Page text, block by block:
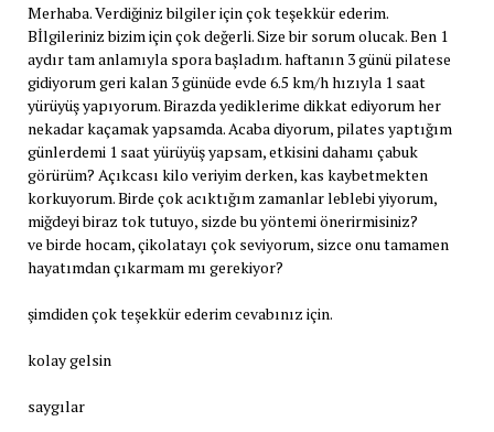
Merhaba. Verdiğiniz bilgiler için çok teşekkür ederim.
Bİlgileriniz bizim için çok değerli. Size bir sorum olucak. Ben 1
aydır tam anlamıyla spora başladım. haftanın 3 günü pilatese
gidiyorum geri kalan 3 günüde evde 6.5 km/h hızıyla 1 saat
yürüyüş yapıyorum. Birazda yediklerime dikkat ediyorum her
nekadar kaçamak yapsamda. Acaba diyorum, pilates yaptığım
günlerdemi 1 saat yürüyüş yapsam, etkisini dahamı çabuk
görürüm? Açıkcası kilo veriyim derken, kas kaybetmekten
korkuyorum. Birde çok acıktığım zamanlar leblebi yiyorum,
miğdeyi biraz tok tutuyo, sizde bu yöntemi önerirmisiniz?
ve birde hocam, çikolatayı çok seviyorum, sizce onu tamamen
hayatımdan çıkarmam mı gerekiyor?
şimdiden çok teşekkür ederim cevabınız için.
kolay gelsin
saygılar